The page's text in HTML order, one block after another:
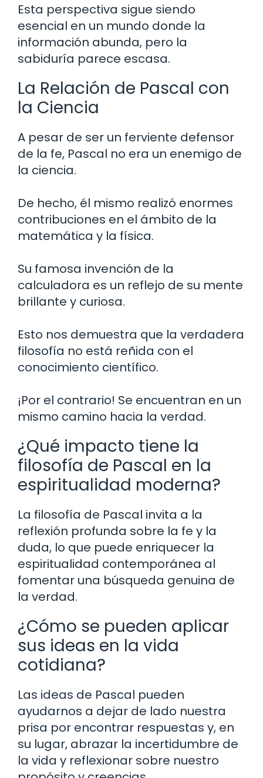
Esta perspectiva sigue siendo
esencial en un mundo donde la
información abunda, pero la
sabiduría parece escasa.
La Relación de Pascal con
la Ciencia
A pesar de ser un ferviente defensor
de la fe, Pascal no era un enemigo de
la ciencia.
De hecho, él mismo realizó enormes
contribuciones en el ámbito de la
matemática y la física.
Su famosa invención de la
calculadora es un reflejo de su mente
brillante y curiosa.
Esto nos demuestra que la verdadera
filosofía no está reñida con el
conocimiento científico.
¡Por el contrario! Se encuentran en un
mismo camino hacia la verdad.
¿Qué impacto tiene la
filosofía de Pascal en la
espiritualidad moderna?
La filosofía de Pascal invita a la
reflexión profunda sobre la fe y la
duda, lo que puede enriquecer la
espiritualidad contemporánea al
fomentar una búsqueda genuina de
la verdad.
¿Cómo se pueden aplicar
sus ideas en la vida
cotidiana?
Las ideas de Pascal pueden
ayudarnos a dejar de lado nuestra
prisa por encontrar respuestas y, en
su lugar, abrazar la incertidumbre de
la vida y reflexionar sobre nuestro